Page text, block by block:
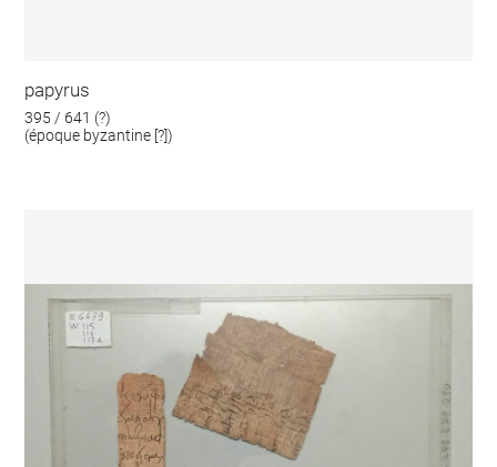
papyrus
395 / 641 (?)
(époque byzantine [?])